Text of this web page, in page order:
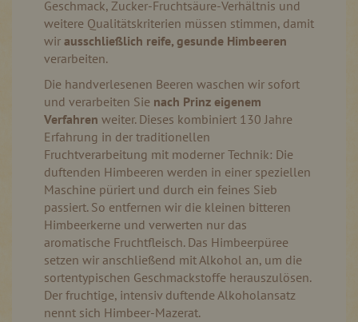
Geschmack, Zucker-Fruchtsäure-Verhältnis und
weitere Qualitätskriterien müssen stimmen, damit
wir ausschließlich reife, gesunde Himbeeren
verarbeiten.
Die handverlesenen Beeren waschen wir sofort
und verarbeiten Sie nach Prinz eigenem
Verfahren weiter. Dieses kombiniert 130 Jahre
Erfahrung in der traditionellen
Fruchtverarbeitung mit moderner Technik: Die
duftenden Himbeeren werden in einer speziellen
Maschine püriert und durch ein feines Sieb
passiert. So entfernen wir die kleinen bitteren
Himbeerkerne und verwerten nur das
aromatische Fruchtfleisch. Das Himbeerpüree
setzen wir anschließend mit Alkohol an, um die
sortentypischen Geschmackstoffe herauszulösen.
Der fruchtige, intensiv duftende Alkoholansatz
nennt sich Himbeer-Mazerat.